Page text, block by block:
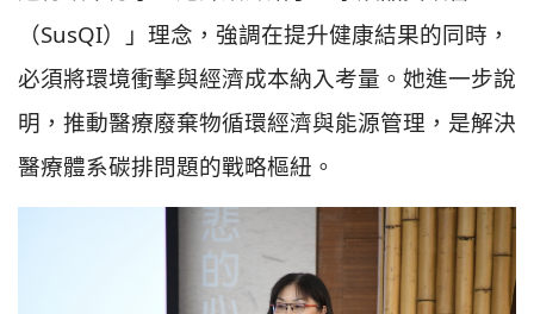
（SusQI）」理念，強調在提升健康結果的同時，
必須將環境衝擊與經濟成本納入考量。她進一步說
明，推動醫療廢棄物循環經濟與能源管理，是解決
醫療體系碳排問題的戰略樞紐。